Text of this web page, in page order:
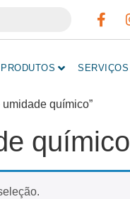
PRODUTOS SERVIÇOS
químico”
químico